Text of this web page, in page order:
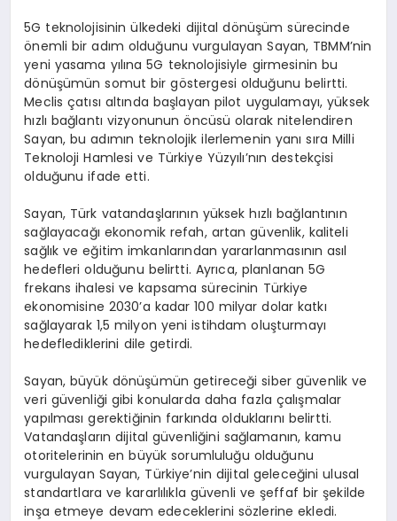
5G teknolojisinin ülkedeki dijital dönüşüm sürecinde
önemli bir adım olduğunu vurgulayan Sayan, TBMM’nin
yeni yasama yılına 5G teknolojisiyle girmesinin bu
dönüşümün somut bir göstergesi olduğunu belirtti.
Meclis çatısı altında başlayan pilot uygulamayı, yüksek
hızlı bağlantı vizyonunun öncüsü olarak nitelendiren
Sayan, bu adımın teknolojik ilerlemenin yanı sıra Milli
Teknoloji Hamlesi ve Türkiye Yüzyılı’nın destekçisi
olduğunu ifade etti.
Sayan, Türk vatandaşlarının yüksek hızlı bağlantının
sağlayacağı ekonomik refah, artan güvenlik, kaliteli
sağlık ve eğitim imkanlarından yararlanmasının asıl
hedefleri olduğunu belirtti. Ayrıca, planlanan 5G
frekans ihalesi ve kapsama sürecinin Türkiye
ekonomisine 2030’a kadar 100 milyar dolar katkı
sağlayarak 1,5 milyon yeni istihdam oluşturmayı
hedeflediklerini dile getirdi.
Sayan, büyük dönüşümün getireceği siber güvenlik ve
veri güvenliği gibi konularda daha fazla çalışmalar
yapılması gerektiğinin farkında olduklarını belirtti.
Vatandaşların dijital güvenliğini sağlamanın, kamu
otoritelerinin en büyük sorumluluğu olduğunu
vurgulayan Sayan, Türkiye’nin dijital geleceğini ulusal
standartlara ve kararlılıkla güvenli ve şeffaf bir şekilde
inşa etmeye devam edeceklerini sözlerine ekledi.